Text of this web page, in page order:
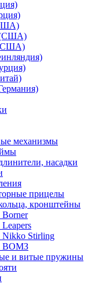
(США)
(США)
механизмы
насадки
прицелы
кронштейны
Stirling
ВОМЗ
и витые пружины